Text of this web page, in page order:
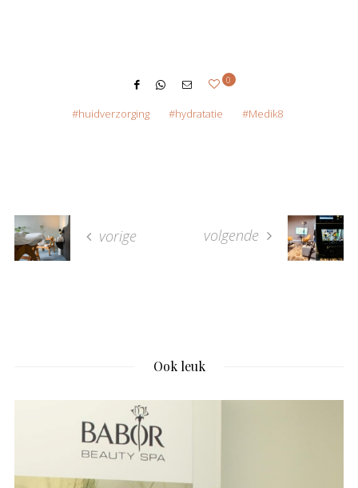
0
huidverzorging hydratatie Medik8
vorige volgende
Ook leuk